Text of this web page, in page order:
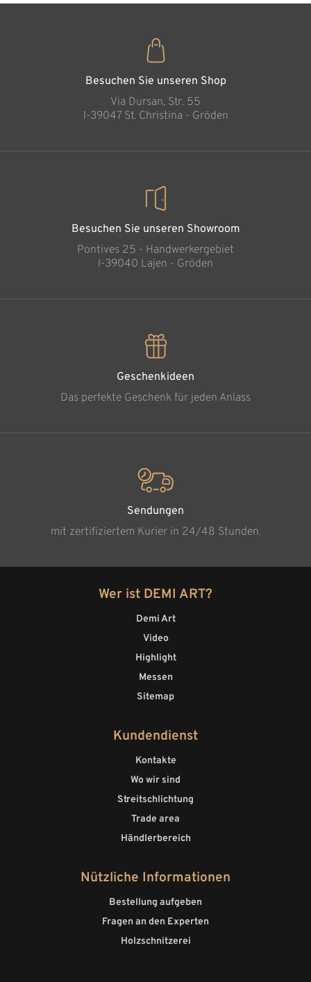
Besuchen Sie unseren Shop
Via Dursan, Str. 55
l-39047 St. Christina - Gröden
Besuchen Sie unseren Showroom
Pontives 25 - Handwerkergebiet
l-39040 Lajen - Gröden
Geschenkideen
Das perfekte Geschenk für jeden Anlass
Sendungen
mit zertifiziertem Kurier in 24/48 Stunden.
Wer ist DEMI ART?
Demi Art
Video
Highlight
Messen
Sitemap
Kundendienst
Kontakte
Wo wir sind
Streitschlichtung
Trade area
Händlerbereich
Nützliche Informationen
Bestellung aufgeben
Fragen an den Experten
Holzschnitzerei